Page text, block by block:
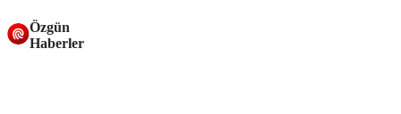
Özgün
Haberler